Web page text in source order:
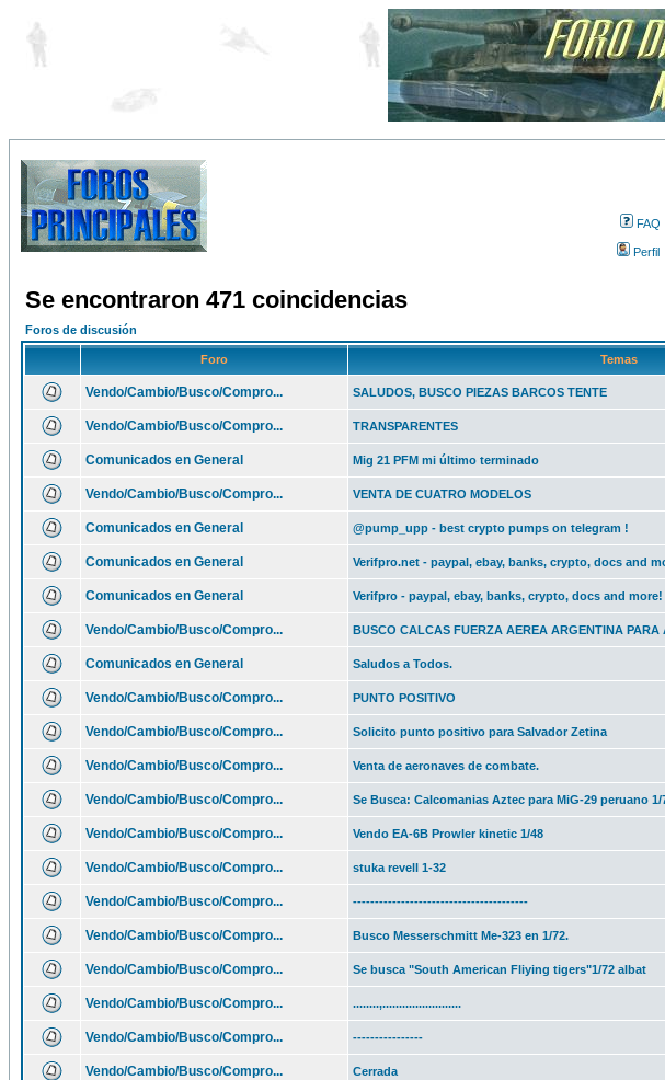
FAQ
Perfil
Se encontraron 471 coincidencias
Foros de discusión
Foro Temas
Vendo/Cambio/Busco/Compro... SALUDOS, BUSCO PIEZAS BARCOS TENTE
Vendo/Cambio/Busco/Compro... TRANSPARENTES
Comunicados en General Mig 21 PFM mi último terminado
Vendo/Cambio/Busco/Compro... VENTA DE CUATRO MODELOS
Comunicados en General @pump_upp - best crypto pumps on telegram !
Comunicados en General Verifpro.net - paypal, ebay, banks, crypto, docs and
Comunicados en General Verifpro - paypal, ebay, banks, crypto, docs and more!
Vendo/Cambio/Busco/Compro... BUSCO CALCAS FUERZA AEREA ARGENTINA PARA
Comunicados en General Saludos a Todos.
Vendo/Cambio/Busco/Compro... PUNTO POSITIVO
Vendo/Cambio/Busco/Compro... Solicito punto positivo para Salvador Zetina
Vendo/Cambio/Busco/Compro... Venta de aeronaves de combate.
Vendo/Cambio/Busco/Compro... Se Busca: Calcomanias Aztec para MiG-29 peruano 1/
Vendo/Cambio/Busco/Compro... Vendo EA-6B Prowler kinetic 1/48
Vendo/Cambio/Busco/Compro... stuka revell 1-32
Vendo/Cambio/Busco/Compro... ----------------------------------------
Vendo/Cambio/Busco/Compro... Busco Messerschmitt Me-323 en 1/72.
Vendo/Cambio/Busco/Compro... Se busca "South American Fliying tigers"1/72 albat
Vendo/Cambio/Busco/Compro... ........,........................
Vendo/Cambio/Busco/Compro... ----------------
Vendo/Cambio/Busco/Compro... Cerrada